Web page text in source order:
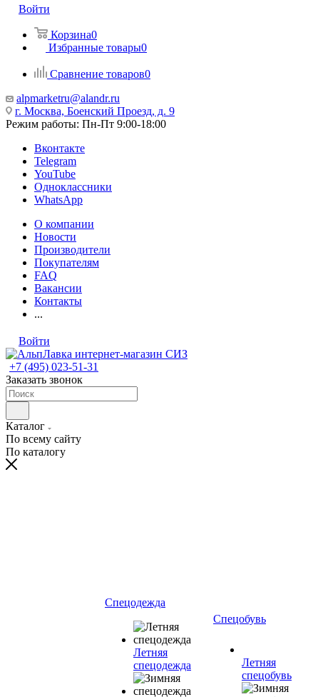
Войти
Корзина0
Избранные товары0
Сравнение товаров0
alpmarketru@alandr.ru
г. Москва, Боенский Проезд, д. 9
Режим работы: Пн-Пт 9:00-18:00
Вконтакте
Telegram
YouTube
Одноклассники
WhatsApp
О компании
Новости
Производители
Покупателям
FAQ
Вакансии
Контакты
...
Войти
+7 (495) 023-51-31
Заказать звонок
Каталог
По всему сайту
По каталогу
Спецодежда
Летняя
спецодежда
Спецобувь
Летняя
спецобувь